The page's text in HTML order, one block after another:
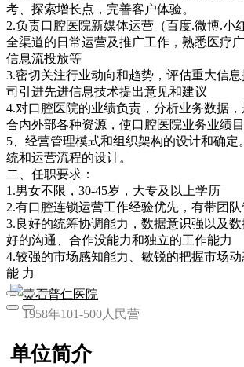
考、探索增长点，完善客户体验。
2.负责口腔医院新媒体运营（百度.微博.小
全渠道的日常运营及推广工作，熟悉医疗
信息流投放等
3.密切关注行业动向和趋势，评估重大信
司引进先进信息技术提出意见和建议
4.对口腔医院的业绩负责，分析业务数据
合内外部各种资源，使口腔医院业务业绩
5、经营管理模式和组织架构的设计和确定
统和运营流程的设计。
二、任职要求：
1.男女不限，30-45岁，大专及以上学历
2.有口腔连锁运营工作经验优先，有带团
3.良好的统筹协调能力，数据意识强以及
好的沟通、合作没能力和独立的工作能力
4.较强的市场感知能力、敏锐的把握市场
能 力
黄石普仁医院
1958年101-500人 民营
单位简介